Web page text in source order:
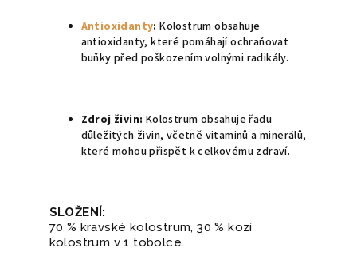
Antioxidanty: Kolostrum obsahuje
antioxidanty, které pomáhají ochraňovat
buňky před poškozením volnými radikály.
Zdroj živin: Kolostrum obsahuje řadu
důležitých živin, včetně vitaminů a minerálů,
které mohou přispět k celkovému zdraví.
SLOŽENÍ:
70 % kravské kolostrum, 30 % kozí
kolostrum v 1 tobolce.